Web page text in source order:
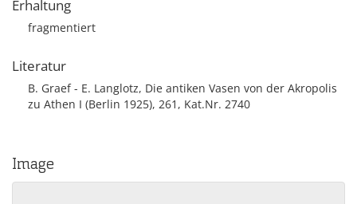
Erhaltung
fragmentiert
Literatur
B. Graef - E. Langlotz, Die antiken Vasen von der Akropolis
zu Athen I (Berlin 1925), 261, Kat.Nr. 2740
Image